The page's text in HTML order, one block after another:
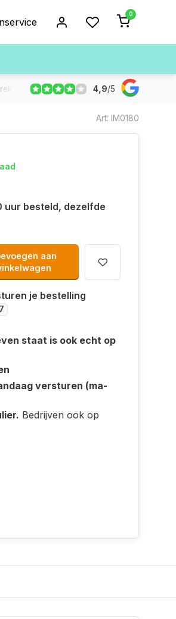
0
De voorraad die
4,9/5
Art: IM0180
uur besteld, dezelfde
aan
je bestelling
staat is ook echt op
versturen (ma-
Bedrijven ook op